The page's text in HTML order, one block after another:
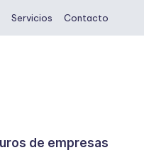
Servicios Contacto
de empresas